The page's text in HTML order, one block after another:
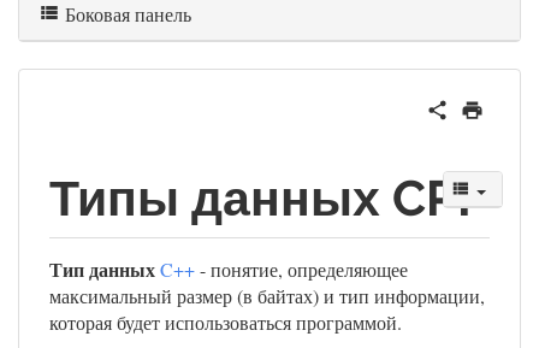
Боковая панель
Типы данных CPP
Тип данныхC++- понятие, определяющее
максимальный размер (в байтах) и тип информации,
которая будет использоваться программой.